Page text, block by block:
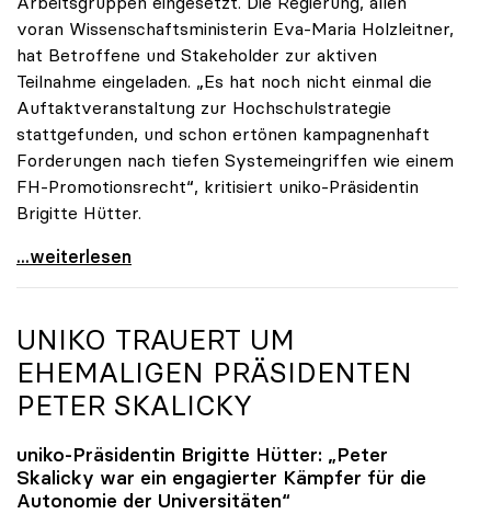
voran Wissenschaftsministerin Eva-Maria Holzleitner,
hat Betroffene und Stakeholder zur aktiven
Teilnahme eingeladen. „Es hat noch nicht einmal die
Auftaktveranstaltung zur Hochschulstrategie
stattgefunden, und schon ertönen kampagnenhaft
Forderungen nach tiefen Systemeingriffen wie einem
FH-Promotionsrecht“, kritisiert uniko-Präsidentin
Brigitte Hütter.
„Deplatzierte Kampagne“: uniko irritiert über
...weiterlesen
UNIKO TRAUERT UM
EHEMALIGEN PRÄSIDENTEN
PETER SKALICKY
uniko-Präsidentin Brigitte Hütter: „Peter
Skalicky war ein engagierter Kämpfer für die
Autonomie der Universitäten“